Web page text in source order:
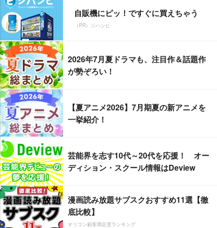
自販機にピッ！ですぐに買えちゃう
（PR）ジハンピ
2026年7月夏ドラマも、注目作＆話題作
が勢ぞろい！
【夏アニメ2026】7月期夏の新アニメを
一挙紹介！
芸能界を志す10代～20代を応援！ オー
ディション・スクール情報はDeview
漫画読み放題サブスクおすすめ11選【徹
底比較】
オリコン顧客満足度ランキング